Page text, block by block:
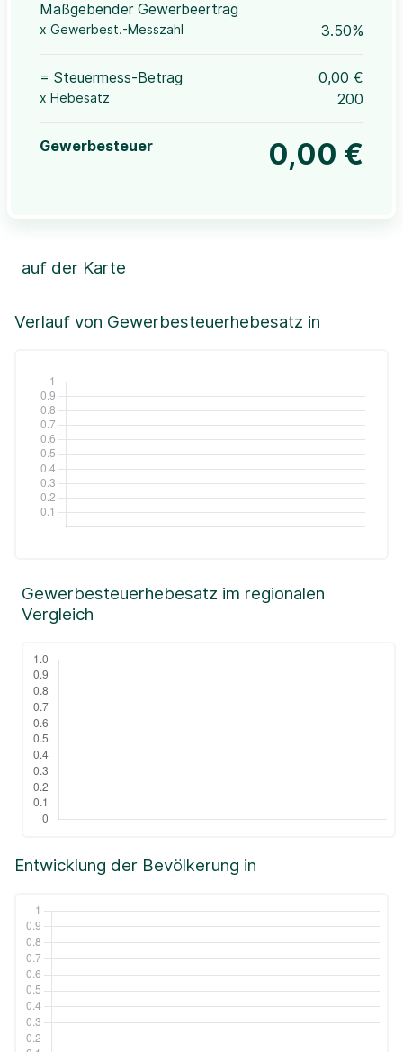
Maßgebender Gewerbeertrag
x Gewerbest.-Messzahl 3.50%
= Steuermess-Betrag 0,00 €
x Hebesatz 200
Gewerbesteuer 0,00 €
Verlauf von Gewerbesteuerhebesatz in
auf der Karte
+
Leaflet|©OpenStreetMap, ©CartoDB,
Entwicklung der Bevölkerung in
Gewerbesteuerhebesatz im regionalen
Vergleich